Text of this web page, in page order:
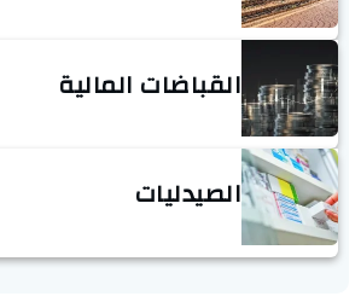
القباضات المالية
الصيدليات